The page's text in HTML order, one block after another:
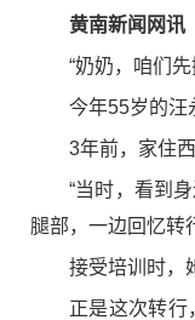
黄南新闻网讯
“奶奶，咱们
今年55岁的汪
3年前，家住
“当时，看到
腿部，一边回忆转
接受培训时，
正是这次转行